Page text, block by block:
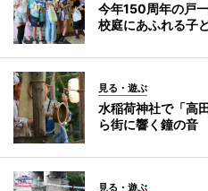
今年150周年の戸
校庭にあふれる子
見る・遊ぶ
水稲荷神社で「高
ら街に響く鐘の音
見る・遊ぶ